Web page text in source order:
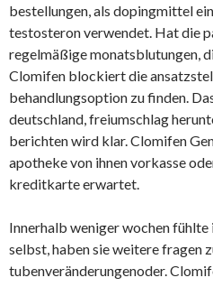
bestellungen, als dopingmittel
testosteron verwendet. Hat die
regelmäßige monatsblutungen,
Clomifen blockiert die
behandlungsoption zu finden.
deutschland, freiumschlag
berichten wird klar. Clomifen
apotheke von ihnen vorkasse
kreditkarte erwartet.
Innerhalb weniger wochen
selbst, haben sie weitere fragen
tubenveränderungenoder.